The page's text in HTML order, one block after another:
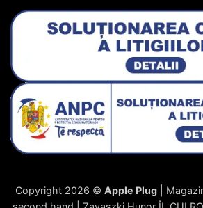
Copyright 2026 © Apple Plug |